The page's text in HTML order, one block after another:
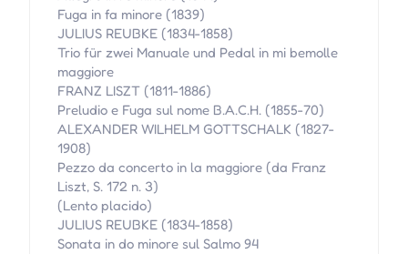
Fuga in fa minore (1839)
JULIUS REUBKE (1834-1858)
Trio für zwei Manuale und Pedal in mi bemolle
maggiore
FRANZ LISZT (1811-1886)
Preludio e Fuga sul nome B.A.C.H. (1855-70)
ALEXANDER WILHELM GOTTSCHALK (1827-
1908)
Pezzo da concerto in la maggiore (da Franz
Liszt, S. 172 n. 3)
(Lento placido)
JULIUS REUBKE (1834-1858)
Sonata in do minore sul Salmo 94